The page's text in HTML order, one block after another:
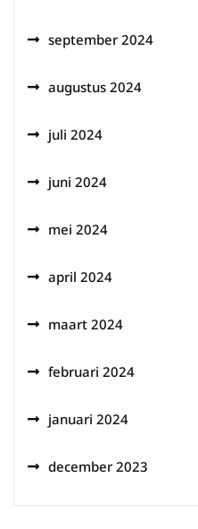
september 2024
augustus 2024
juli 2024
juni 2024
mei 2024
april 2024
maart 2024
februari 2024
januari 2024
december 2023